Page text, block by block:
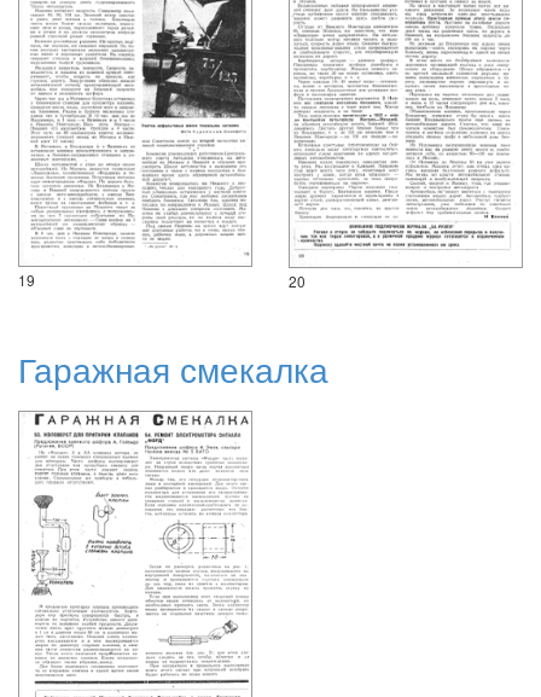
19 20
Гаражная смекалка